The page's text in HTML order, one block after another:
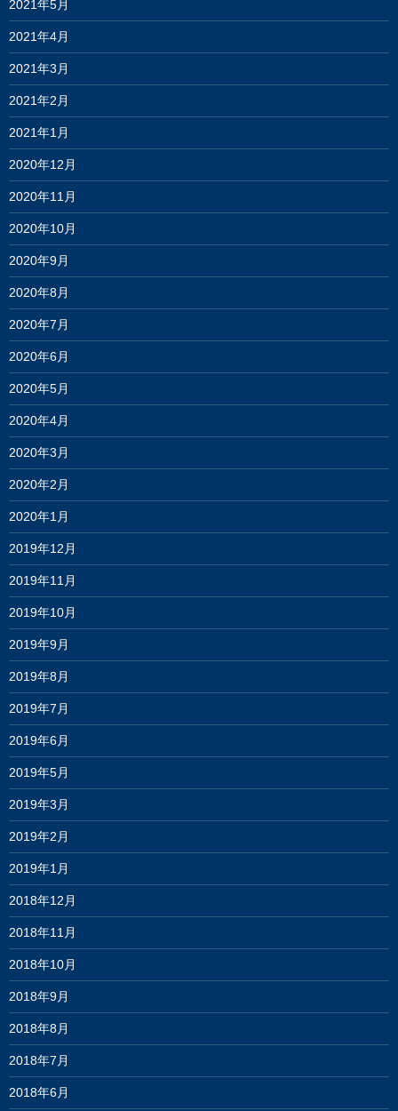
2021年5月
2021年4月
2021年3月
2021年2月
2021年1月
2020年12月
2020年11月
2020年10月
2020年9月
2020年8月
2020年7月
2020年6月
2020年5月
2020年4月
2020年3月
2020年2月
2020年1月
2019年12月
2019年11月
2019年10月
2019年9月
2019年8月
2019年7月
2019年6月
2019年5月
2019年3月
2019年2月
2019年1月
2018年12月
2018年11月
2018年10月
2018年9月
2018年8月
2018年7月
2018年6月